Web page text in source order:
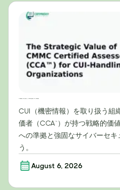
CUI（機密情報）を取り扱う組
価者（CCA™）が持つ戦略的価
への準拠と強固なサイバーセキ
う。
August 6, 2026